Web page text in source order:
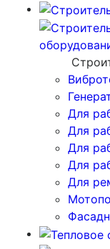
Для
Для
Для
Для
Для